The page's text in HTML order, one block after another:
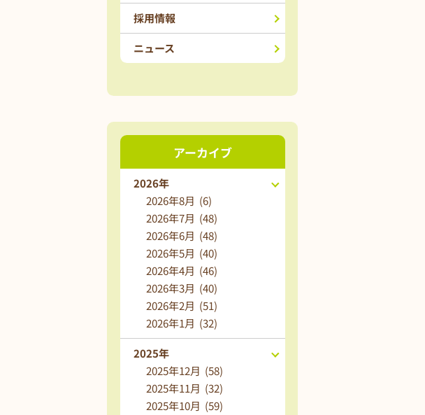
採用情報
ニュース
アーカイブ
2026年
2026年8月 (6)
2026年7月 (48)
2026年6月 (48)
2026年5月 (40)
2026年4月 (46)
2026年3月 (40)
2026年2月 (51)
2026年1月 (32)
2025年
2025年12月 (58)
2025年11月 (32)
2025年10月 (59)